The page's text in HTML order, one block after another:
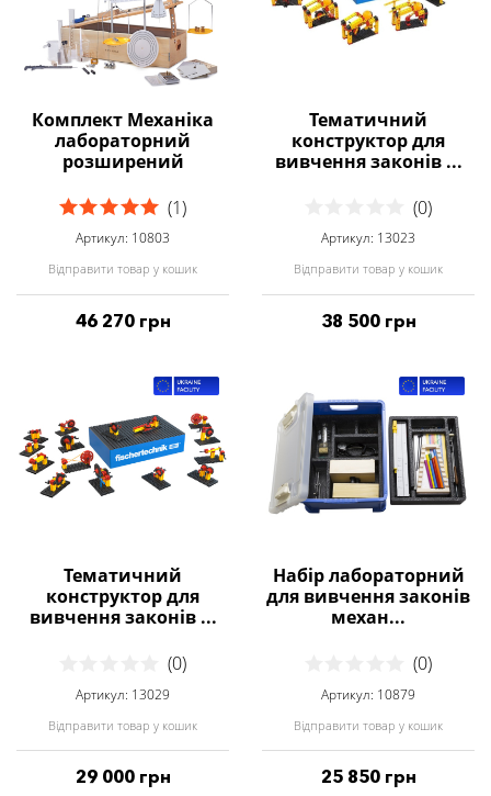
Комплект Механіка
лабораторний
розширений
(1)
Артикул: 10803
Відправити товар у кошик
46 270 грн
Тематичний
конструктор для
вивчення законів ...
(0)
Артикул: 13023
Відправити товар у кошик
38 500 грн
Тематичний
конструктор для
вивчення законів ...
(0)
Артикул: 13029
Відправити товар у кошик
29 000 грн
Набір лабораторний
для вивчення законів
механ...
(0)
Артикул: 10879
Відправити товар у кошик
25 850 грн